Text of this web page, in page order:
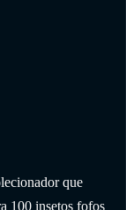
que
100 insetos fofos